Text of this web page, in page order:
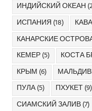
ИНДИЙСКИЙ ОКЕАН
ИСПАНИЯ (18)
КАНАРСКИЕ
КЕМЕР(5) КОСТА
КРЫМ (6)
ПУЛА(5) ПХУКЕТ(9)
СИАМСКИЙ ЗАЛИВ(7)